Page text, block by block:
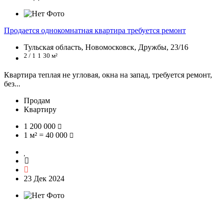
Продается однокомнатная квартира требуется ремонт
Тульская область, Новомосковск, Дружбы, 23/16
2 / 1 1 30 м²
Квартира теплая не угловая, окна на запад, требуется ремонт,
без...
Продам
Квартиру
1 200 000
1 м² = 40 000
23 Дек 2024